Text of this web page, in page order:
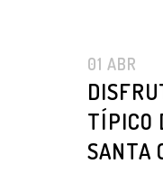
01 ABR
TÍPICO
SANTA